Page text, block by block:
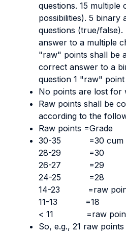
questions. 15 multiple
possibilities). 5 binary
questions (true/
answer to a multiple
"raw" points shall be
correct answer to a
question 1 "raw" point
No points are lost for
Raw points shall be
according to the
Raw points =Grade
30-35 =30 cum
28-29 =30
26-27 =29
24-25 =28
14-23 =raw
11-13 =18
< 11 =raw
So, e.g., 21 raw